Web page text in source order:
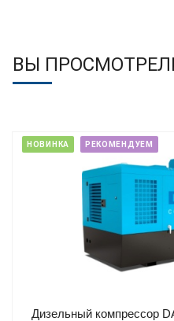
ВЫ
НОВИНКА РЕКОМЕНДУЕМ
Дизельный компрессор